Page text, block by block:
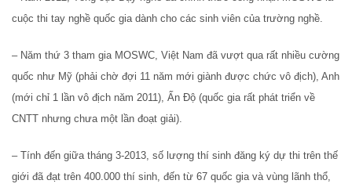
cuộc thi tay nghề quốc gia dành cho các sinh viên của trường nghề.
– Năm thứ 3 tham gia MOSWC, Việt Nam đã vượt qua rất nhiều cường
quốc như Mỹ (phải chờ đợi 11 năm mới giành được chức vô địch), Anh
(mới chỉ 1 lần vô địch năm 2011), Ấn Độ (quốc gia rất phát triển về
CNTT nhưng chưa một lần đoạt giải).
– Tính đến giữa tháng 3-2013, số lượng thí sinh đăng ký dự thi trên thế
giới đã đạt trên 400.000 thí sinh, đến từ 67 quốc gia và vùng lãnh thổ,